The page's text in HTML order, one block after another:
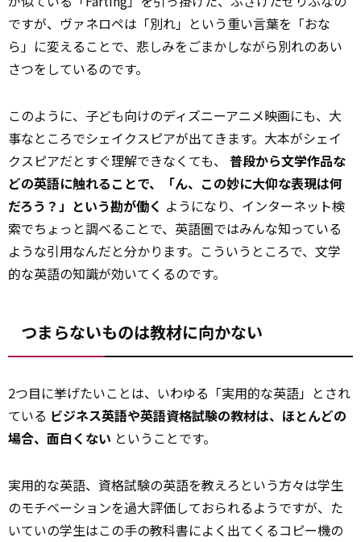
ですが、ヴァネロペは「別れ」という重い言葉を「おな
ら」に変えることで、悲しみをごまかしながら別れのあい
さつをしているのです。
このように、子ども向けのディズニーアニメ映画にも、大
事なところでシェイクスピアが出てきます。大本がシェイ
クスピアだとすぐ理解できなくても、 普段から文学作品な
どの英語に触れることで、「ん、この妙に大仰な表現は何
だろう？」という勘が働く ようになり、インターネット検
索でちょっと調べることで、英語圏ではみんな知っている
ような引用なんだと分かります。こういうところで、文学
的な英語の知識が効いてくるのです。
つまらないものは教材に向かない
2つ目に挙げたいことは、いわゆる「実用的な英語」とされ
ている ビジネス英語や英語資格試験の教材は、ほとんどの
場合、面白くない ということです。
実用的な英語、資格試験の英語を教えろという方々は学生
のモチベーションを過大評価しておられるようですが、た
いていの学生はこの手の教科書によく出てくるコピー機の